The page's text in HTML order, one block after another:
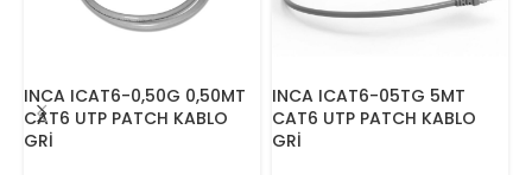
INCA ICAT6-0,50G 0,50MT
CAT6 UTP PATCH KABLO
GRİ
INCA ICAT6-05TG 5MT
CAT6 UTP PATCH KABLO
GRİ